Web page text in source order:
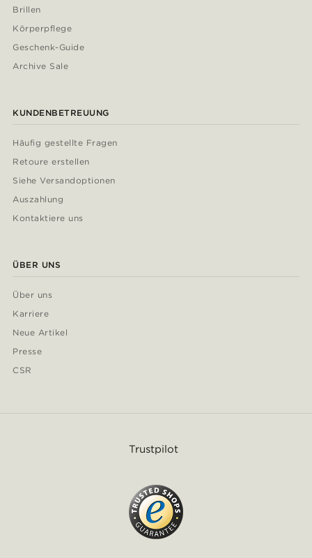
Brillen
Körperpflege
Geschenk-Guide
Archive Sale
KUNDENBETREUUNG
Häufig gestellte Fragen
Retoure erstellen
Siehe Versandoptionen
Auszahlung
Kontaktiere uns
ÜBER UNS
Über uns
Karriere
Neue Artikel
Presse
CSR
Trustpilot